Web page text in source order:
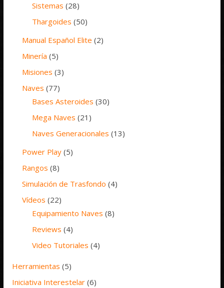
Sistemas (28)
Thargoides (50)
Manual Español Elite (2)
Minería (5)
Misiones (3)
Naves (77)
Bases Asteroides (30)
Mega Naves (21)
Naves Generacionales (13)
Power Play (5)
Rangos (8)
Simulación de Trasfondo (4)
Vídeos (22)
Equipamiento Naves (8)
Reviews (4)
Video Tutoriales (4)
Herramientas (5)
Iniciativa Interestelar (6)